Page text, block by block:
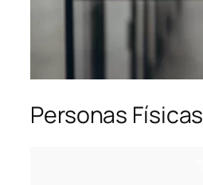
Personas Físicas